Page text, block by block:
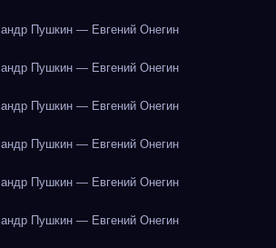
Пушкин — Евгений Онегин
Пушкин — Евгений Онегин
Пушкин — Евгений Онегин
Пушкин — Евгений Онегин
Пушкин — Евгений Онегин
Пушкин — Евгений Онегин